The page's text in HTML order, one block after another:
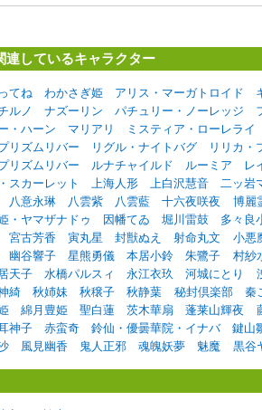
連しているキャラクター
てね わかさぎ姫 アリス・マーガトロイド
ルノ ナズーリン パチュリー・ノーレッジ
・ハーン マリアリ ミスティア・ローレライ
リズムリバー リグル・ナイトバグ リリカ・
リズムリバー ルナチャイルド ルーミア レ
スカーレット 上海人形 上白沢慧音 二ッ岩
八意永琳 八雲紫 八雲藍 十六夜咲夜 博麗
・ヤマザナドゥ 因幡てゐ 堀川雷鼓 多々良
宮古芳香 寅丸星 封獣ぬえ 射命丸文 小悪
幽谷響子 星熊勇儀 本居小鈴 朱鷺子 村紗
天子 水橋パルスィ 永江衣玖 河城にとり
綺 秋姉妹 秋穣子 秋静葉 秘封倶楽部 秦
綿月豊姫 聖白蓮 茨木華扇 蓬莱山輝夜
神子 赤蛮奇 鈴仙・優曇華院・イナバ 鍵山
風見幽香 鬼人正邪 魂魄妖夢 魅魔 黒谷